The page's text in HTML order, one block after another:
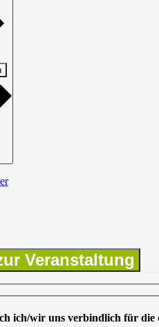
Veranstaltung
ich/wir uns verbindlich für die